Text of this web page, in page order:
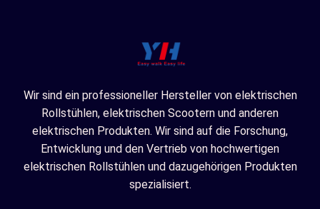
Wir sind ein professioneller Hersteller von elektrischen
Rollstühlen, elektrischen Scootern und anderen
elektrischen Produkten. Wir sind auf die Forschung,
Entwicklung und den Vertrieb von hochwertigen
elektrischen Rollstühlen und dazugehörigen Produkten
spezialisiert.